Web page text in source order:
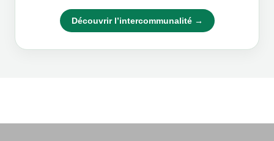
Découvrir l’intercommunalité →